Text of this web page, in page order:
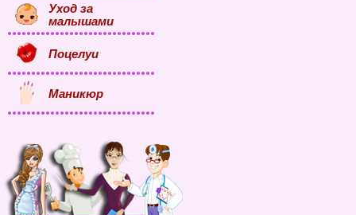
Уход за
малышами
Поцелуи
Маникюр